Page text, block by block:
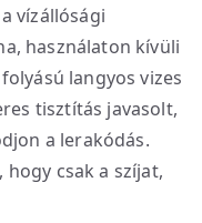
vízállósági
használaton kívüli
langyos vizes
tisztítás javasolt,
a lerakódás.
hogy csak a szíjat,